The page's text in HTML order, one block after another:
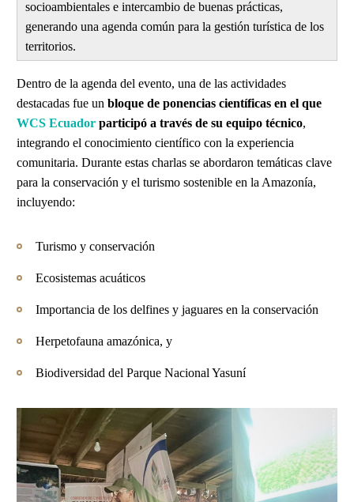
socioambientales e intercambio de buenas prácticas,
generando una agenda común para la gestión turística de los
territorios.
Dentro de la agenda del evento, una de las actividades
destacadas fue un bloque de ponencias científicas en el que
WCS Ecuador participó a través de su equipo técnico,
integrando el conocimiento científico con la experiencia
comunitaria. Durante estas charlas se abordaron temáticas clave
para la conservación y el turismo sostenible en la Amazonía,
incluyendo:
Turismo y conservación
Ecosistemas acuáticos
Importancia de los delfines y jaguares en la conservación
Herpetofauna amazónica, y
Biodiversidad del Parque Nacional Yasuní